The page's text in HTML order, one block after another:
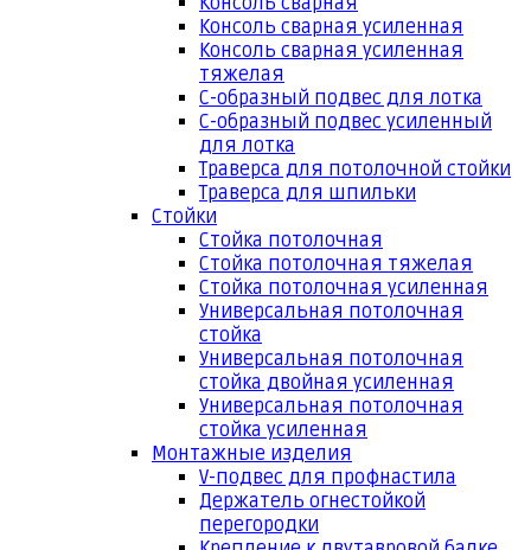
Консоль сварная усиленная
Консоль сварная усиленная
тяжелая
С-образный подвес для лотка
С-образный подвес усиленный
для лотка
Траверса для потолочной стойки
Траверса для шпильки
Стойки
Стойка потолочная
Стойка потолочная тяжелая
Стойка потолочная усиленная
Универсальная потолочная
стойка
Универсальная потолочная
стойка двойная усиленная
Универсальная потолочная
стойка усиленная
Монтажные изделия
V-подвес для профнастила
Держатель огнестойкой
перегородки